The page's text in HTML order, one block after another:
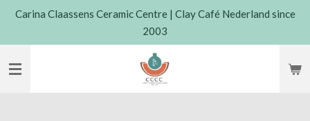
Skip
content
Carina Claassens Ceramic Centre | Clay Café Nederland since
2003